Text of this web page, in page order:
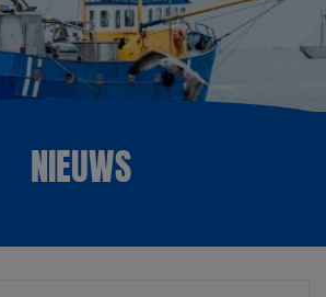
NIEUWS